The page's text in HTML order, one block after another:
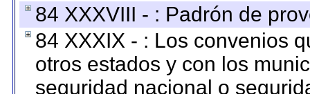
84 XXXVIII - : Padrón de
84 XXXIX - : Los convenios
otros estados y con los
seguridad nacional o